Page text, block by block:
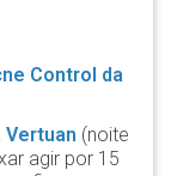
Control da
Vertuan (noite
agir por 15